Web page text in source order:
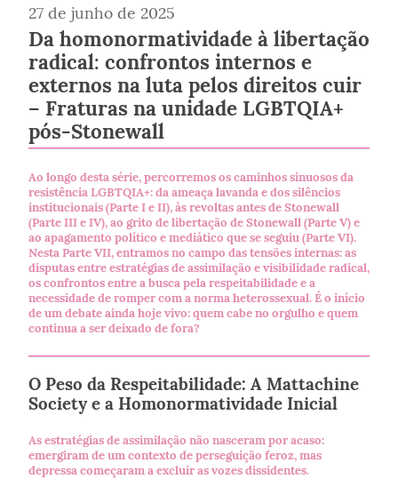
27 de junho de 2025
Da homonormatividade à libertação
radical: confrontos internos e
externos na luta pelos direitos cuir
– Fraturas na unidade LGBTQIA+
pós-Stonewall
Ao longo desta série, percorremos os caminhos sinuosos da
resistência LGBTQIA+: da ameaça lavanda e dos silêncios
institucionais (Parte I e II), às revoltas antes de Stonewall
(Parte III e IV), ao grito de libertação de Stonewall (Parte V) e
ao apagamento político e mediático que se seguiu (Parte VI).
Nesta Parte VII, entramos no campo das tensões internas: as
disputas entre estratégias de assimilação e visibilidade radical,
os confrontos entre a busca pela respeitabilidade e a
necessidade de romper com a norma heterossexual. É o início
de um debate ainda hoje vivo: quem cabe no orgulho e quem
continua a ser deixado de fora?
O Peso da Respeitabilidade: A Mattachine
Society e a Homonormatividade Inicial
As estratégias de assimilação não nasceram por acaso:
emergiram de um contexto de perseguição feroz, mas
depressa começaram a excluir as vozes dissidentes.